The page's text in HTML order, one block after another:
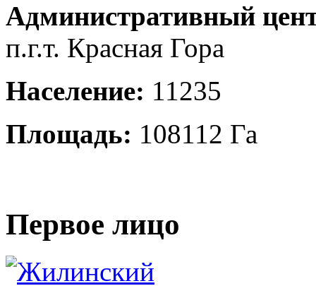
Административный
п.г.т. Красная Гора
Население: 11235
Площадь: 108112 Га
Первое лицо